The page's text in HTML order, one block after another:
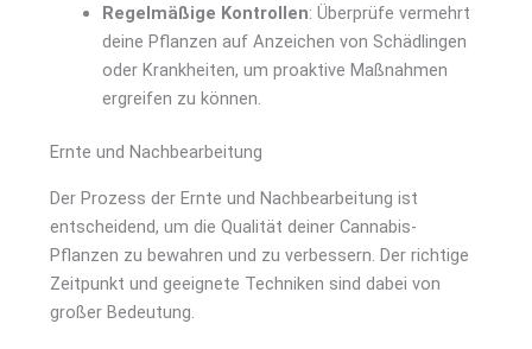
Regelmäßige Kontrollen: Überprüfe vermehrt
deine Pflanzen auf Anzeichen von Schädlingen
oder Krankheiten, um proaktive Maßnahmen
ergreifen zu können.
Ernte und Nachbearbeitung
Der Prozess der Ernte und Nachbearbeitung ist
entscheidend, um die Qualität deiner Cannabis-
Pflanzen zu bewahren und zu verbessern. Der richtige
Zeitpunkt und geeignete Techniken sind dabei von
großer Bedeutung.